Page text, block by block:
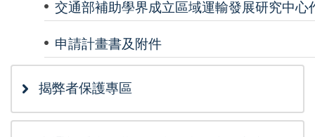
交通部補助學界成立區域運輸發展研究中心
申請計畫書及附件
揭弊者保護專區